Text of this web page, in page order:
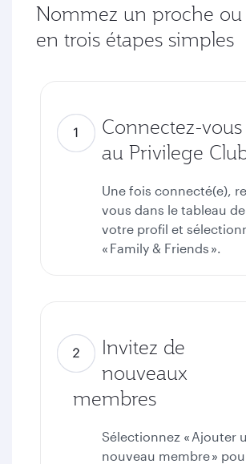
Nommez un proche
en trois étapes simples
Connectez-vous
au Privilege
Une fois connecté(e),
vous dans le tableau
votre profil et
« Family & Friends ».
Invitez de
nouveaux
membres
Sélectionnez « Ajouter
nouveau membre »